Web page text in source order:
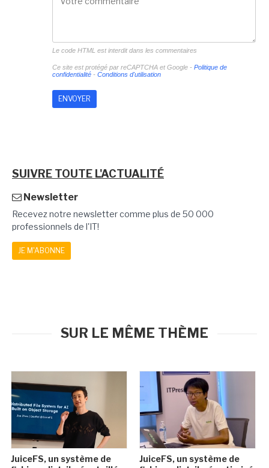
Le code HTML est interdit dans les commentaires
Ce site est protégé par reCAPTCHA et Google - Politique de
confidentialité- Conditions d'utilisation
SUIVRE TOUTE L'ACTUALITÉ
Newsletter
Recevez notre newsletter comme plus de 50 000
professionnels de l'IT!
JE M'ABONNE
SUR LE MÊME THÈME
JuiceFS, un système de
JuiceFS, un système de